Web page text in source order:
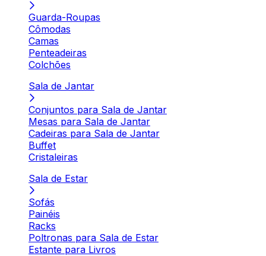
Guarda-Roupas
Cômodas
Camas
Penteadeiras
Colchões
Sala de Jantar
Conjuntos para Sala de Jantar
Mesas para Sala de Jantar
Cadeiras para Sala de Jantar
Buffet
Cristaleiras
Sala de Estar
Sofás
Painéis
Racks
Poltronas para Sala de Estar
Estante para Livros